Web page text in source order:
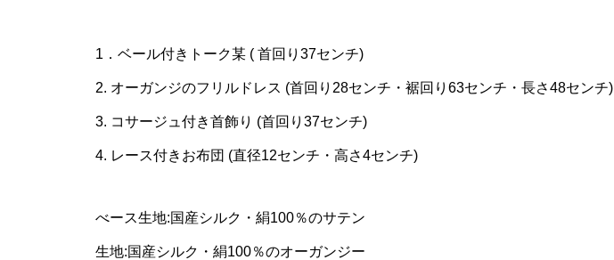
1．ベール付きトーク某 ( 首回り37センチ)
2. オーガンジのフリルドレス (首回り28センチ・裾回り63センチ・長さ48センチ)
3. コサージュ付き首飾り (首回り37センチ)
4. レース付きお布団 (直径12センチ・高さ4センチ)
べース生地:国産シルク・絹100％のサテン
生地:国産シルク・絹100％のオーガンジー